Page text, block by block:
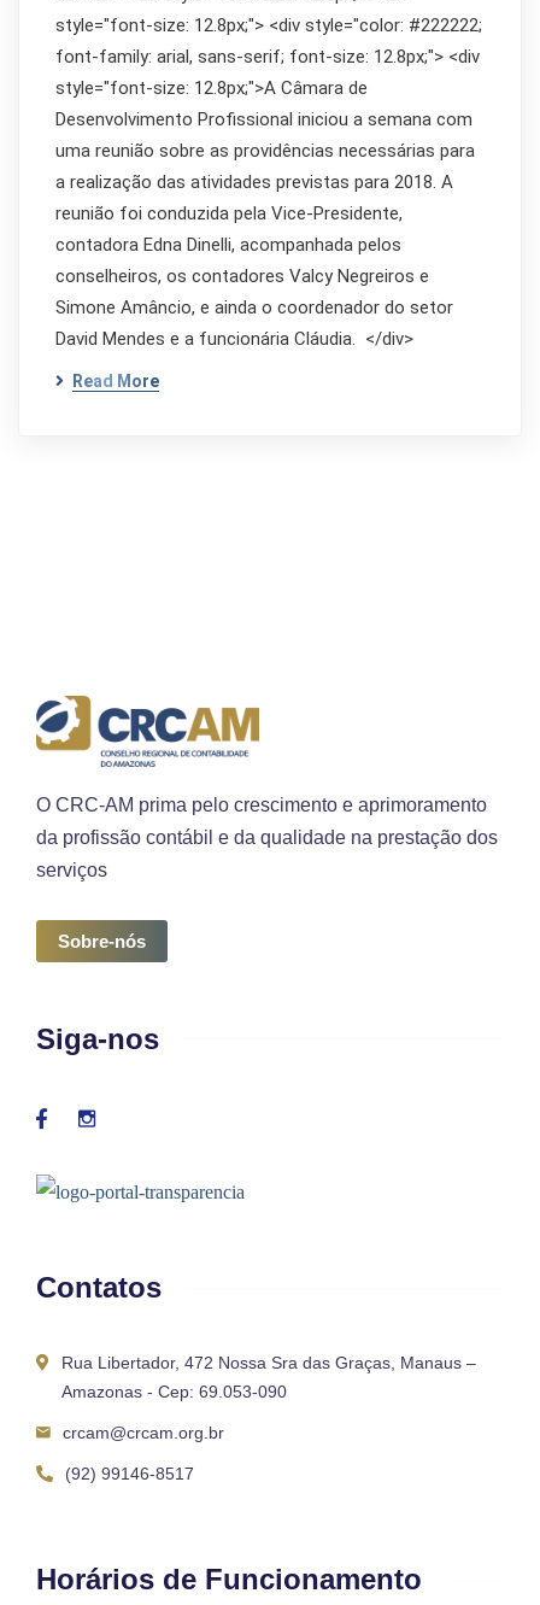
style="font-size: 12.8px;"> <div style="color: #222222;
font-family: arial, sans-serif; font-size: 12.8px;"> <div
style="font-size: 12.8px;">A Câmara de
Desenvolvimento Profissional iniciou a semana com
uma reunião sobre as providências necessárias para
a realização das atividades previstas para 2018. A
reunião foi conduzida pela Vice-Presidente,
contadora Edna Dinelli, acompanhada pelos
conselheiros, os contadores Valcy Negreiros e
Simone Amâncio, e ainda o coordenador do setor
David Mendes e a funcionária Cláudia. </div>
Read More
O CRC-AM prima pelo crescimento e aprimoramento
da profissão contábil e da qualidade na prestação dos
serviços
Sobre-nós
Siga-nos
Contatos
Rua Libertador, 472 Nossa Sra das Graças, Manaus –
Amazonas - Cep: 69.053-090
crcam@crcam.org.br
(92) 99146-8517
Horários de Funcionamento